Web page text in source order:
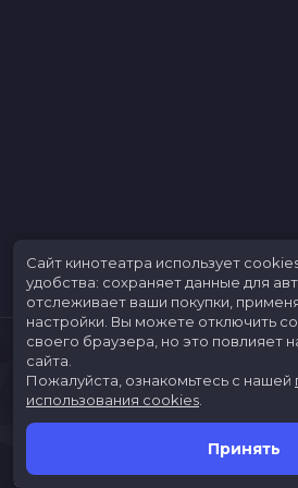
Скоро в кино
Сайт кинотеатра использует
удобства: сохраняет данные для
отслеживает ваши покупки,
настройки. Вы можете отключить
своего браузера, но это повлияет
сайта.
Пожалуйста, ознакомьтесь с нашей
использования cookies
Принять